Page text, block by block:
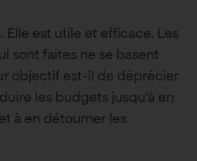
Elle est utile et efficace. Les
sont faites ne se basent
objectif est-il de déprécier
les budgets jusqu’à en
à en détourner les